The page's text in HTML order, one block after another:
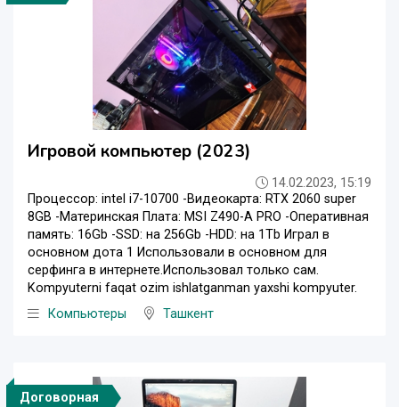
Игровой компьютер (2023)
14.02.2023, 15:19
Процессор: intel i7-10700 -Видеокарта: RTX 2060 super
8GB -Материнская Плата: MSI Z490-A PRO -Oперативная
память: 16Gb -SSD: на 256Gb -HDD: на 1Tb Играл в
основном дота 1 Использовали в основном для
серфинга в интернете.Использовал только сам.
Kompyuterni faqat ozim ishlatganman yaxshi kompyuter.
Компьютеры
Ташкент
Договорная